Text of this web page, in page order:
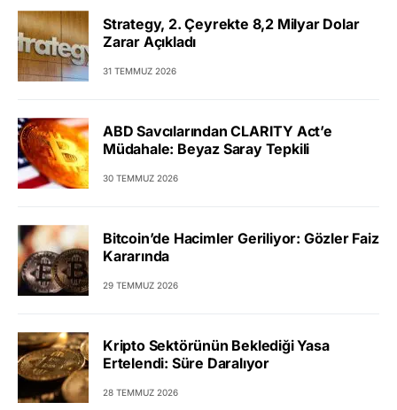
Strategy, 2. Çeyrekte 8,2 Milyar Dolar
Zarar Açıkladı
31 TEMMUZ 2026
ABD Savcılarından CLARITY Act’e
Müdahale: Beyaz Saray Tepkili
30 TEMMUZ 2026
Bitcoin’de Hacimler Geriliyor: Gözler Faiz
Kararında
29 TEMMUZ 2026
Kripto Sektörünün Beklediği Yasa
Ertelendi: Süre Daralıyor
28 TEMMUZ 2026